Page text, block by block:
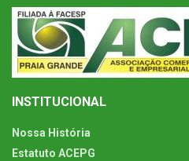
INSTITUCIONAL
Nossa História
Estatuto ACEPG